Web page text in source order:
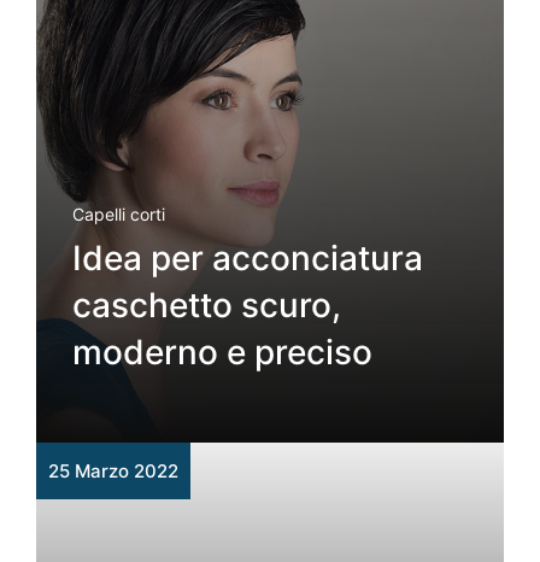
Capelli corti
Idea per acconciatura
caschetto scuro,
moderno e preciso
25 Marzo 2022